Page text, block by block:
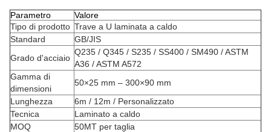
Parametro
Valore
Tipo di prodotto Trave a U laminata a caldo
Standard
GB/JIS
Grado d'acciaio
Q235 / Q345 / S235 / SS400 / SM490 / ASTM
A36 / ASTM A572
Gamma di
dimensioni
50×25 mm – 300×90 mm
Lunghezza
6m / 12m / Personalizzato
Tecnica
Laminato a caldo
MOQ
50MT per taglia